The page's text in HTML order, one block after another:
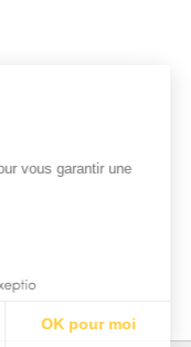
optimale.
OK pour moi